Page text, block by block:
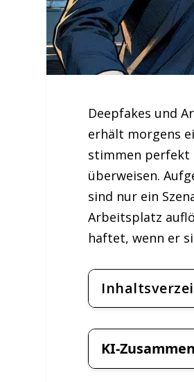
Deepfakes und
erhält morgens
stimmen perfekt
überweisen.
sind nur ein
Arbeitsplatz
haftet, wenn er
KI-